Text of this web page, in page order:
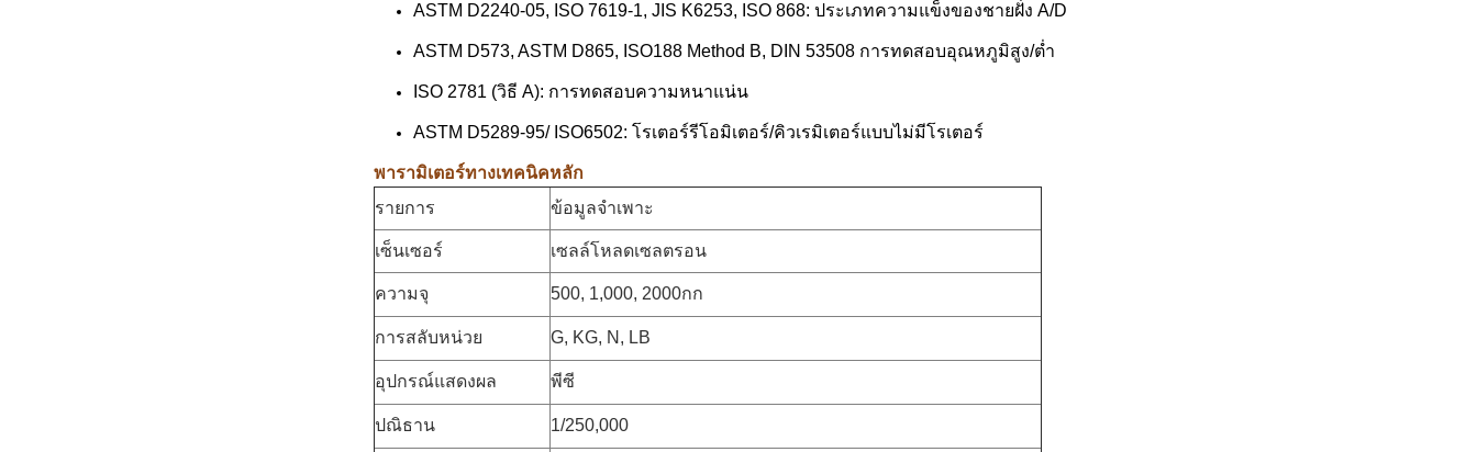
ASTM D2240-05, ISO 7619-1, JIS K6253, ISO 868: ประเภทความแข็งของชายฝั่ง A/D
ASTM D573, ASTM D865, ISO188 Method B, DIN 53508 การทดสอบอุณหภูมิสูง/ต่ำ
ISO 2781 (วิธี A): การทดสอบความหนาแน่น
ASTM D5289-95/ ISO6502: โรเตอร์รีโอมิเตอร์/คิวเรมิเตอร์แบบไม่มีโรเตอร์
พารามิเตอร์ทางเทคนิคหลัก
รายการ
ข้อมูลจำเพาะ
เซ็นเซอร์ เซลล์โหลดเซลตรอน
ความจุ 500, 1,000, 2000กก
การสลับหน่วย G, KG, N, LB
อุปกรณ์แสดงผล พีซี
ปณิธาน 1/250,000